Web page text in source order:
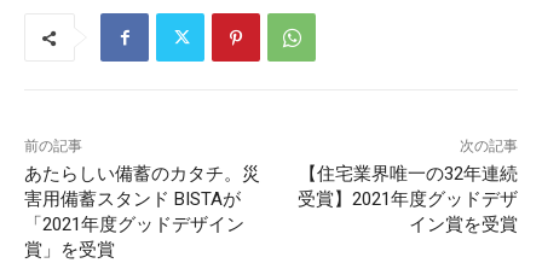
前の記事
あたらしい備蓄のカタチ。災
害用備蓄スタンド BISTAが
「2021年度グッドデザイン
賞」を受賞
次の記事
【住宅業界唯一の32年連続
受賞】2021年度グッドデザ
イン賞を受賞